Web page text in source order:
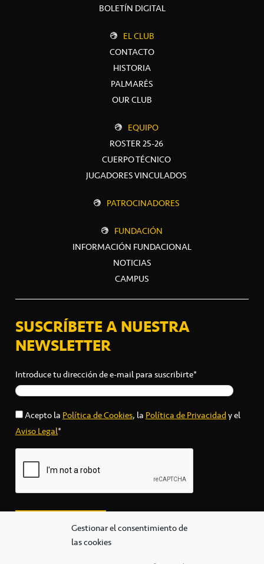
Gestionar el consentimiento de
las cookies
BOLETÍN DIGITAL
EL CLUB
CONTACTO
HISTORIA
PALMARÉS
OUR CLUB
EQUIPO
ROSTER 25-26
CUERPO TÉCNICO
JUGADORES VINCULADOS
PATROCINADORES
FUNDACIÓN
INFORMACIÓN FUNDACIONAL
NOTICIAS
CAMPUS
SUSCRÍBETE A NUESTRA
NEWSLETTER
Introduce tu dirección de e-mail para suscribirte*
Acepto laPolítica de Cookies, laPolítica de Privacidady el
Aviso Legal*